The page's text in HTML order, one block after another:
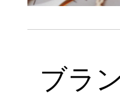
ブラ